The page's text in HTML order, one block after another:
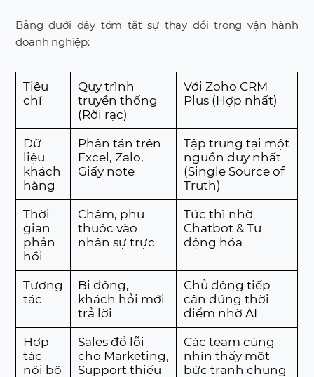
Bảng dưới đây tóm tắt sự thay đổi trong vận hành
doanh nghiệp:
Tiêu
chí
Quy trình
truyền thống
(Rời rạc)
Với Zoho CRM
Plus (Hợp nhất)
Dữ
liệu
khách
hàng
Phân tán trên
Excel, Zalo,
Giấy note
Tập trung tại một
nguồn duy nhất
(Single Source of
Truth)
Thời
gian
phản
hồi
Chậm, phụ
thuộc vào
nhân sự trực
Tức thì nhờ
Chatbot & Tự
động hóa
Tương
tác
Bị động,
khách hỏi mới
trả lời
Chủ động tiếp
cận đúng thời
điểm nhờ AI
Hợp
tác
nội bộ
Sales đổ lỗi
cho Marketing,
Support thiếu
Các team cùng
nhìn thấy một
bức tranh chung